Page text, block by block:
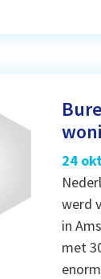
24
werd
in
met